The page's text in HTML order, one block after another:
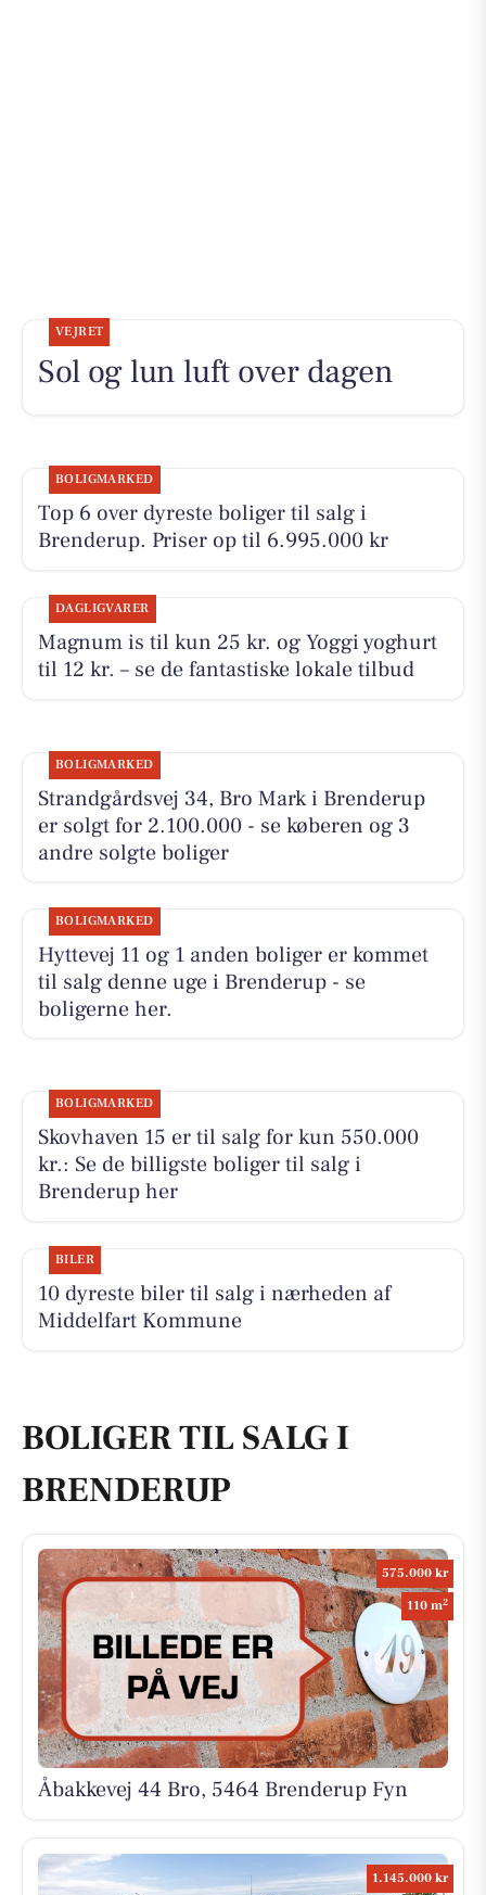
VEJRET
Sol og lun luft over dagen
BOLIGMARKED
Top 6 over dyreste boliger til salg i
Brenderup. Priser op til 6.995.000 kr
DAGLIGVARER
Magnum is til kun 25 kr. og Yoggi yoghurt
til 12 kr. – se de fantastiske lokale tilbud
BOLIGMARKED
Strandgårdsvej 34, Bro Mark i Brenderup
er solgt for 2.100.000 - se køberen og 3
andre solgte boliger
BOLIGMARKED
Hyttevej 11 og 1 anden boliger er kommet
til salg denne uge i Brenderup - se
boligerne her.
BOLIGMARKED
Skovhaven 15 er til salg for kun 550.000
kr.: Se de billigste boliger til salg i
Brenderup her
BILER
10 dyreste biler til salg i nærheden af
Middelfart Kommune
BOLIGER TIL SALG I
BRENDERUP
575.000 kr
110 m2
Åbakkevej 44 Bro, 5464 Brenderup Fyn
1.145.000 kr